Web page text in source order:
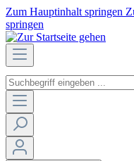
Zum Hauptinhalt springen
springen